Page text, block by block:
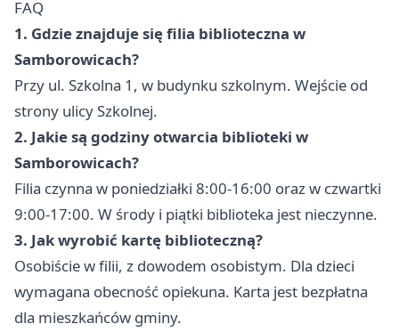
FAQ
1. Gdzie znajduje się filia biblioteczna w
Samborowicach?
Przy ul. Szkolna 1, w budynku szkolnym. Wejście od
strony ulicy Szkolnej.
2. Jakie są godziny otwarcia biblioteki w
Samborowicach?
Filia czynna w poniedziałki 8:00-16:00 oraz w czwartki
9:00-17:00. W środy i piątki biblioteka jest nieczynne.
3. Jak wyrobić kartę biblioteczną?
Osobiście w filii, z dowodem osobistym. Dla dzieci
wymagana obecność opiekuna. Karta jest bezpłatna
dla mieszkańców gminy.